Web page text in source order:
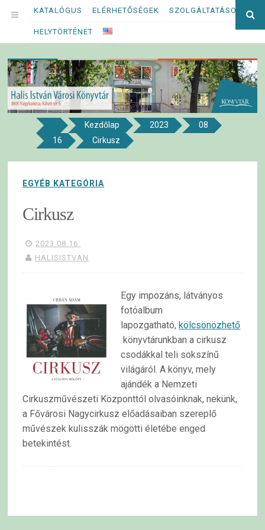
Megszakítás
OPEN
MENU
KATALÓGUS ELÉRHETŐSÉGEK SZOLGÁLTATÁSOK
HELYTÖRTÉNET
Halis István Városi Könyvtár
8800 NAGYKANIZSA, KÁLVIN TÉR 5.
Kezdőlap 2023
08
16
Cirkusz
EGYÉB KATEGÓRIA
Cirkusz
2023.08.16.
HALISISTVAN
Egy impozáns, látványos
fotóalbum
lapozgatható,kölcsönözhető
könyvtárunkban a cirkusz
csodákkal teli sokszínű
világáról. A könyv, mely
ajándék a Nemzeti
Cirkuszművészeti Központtól olvasóinknak, nekünk,
a Fővárosi Nagycirkusz előadásaiban szereplő
művészek kulisszák mögötti életébe enged
betekintést.